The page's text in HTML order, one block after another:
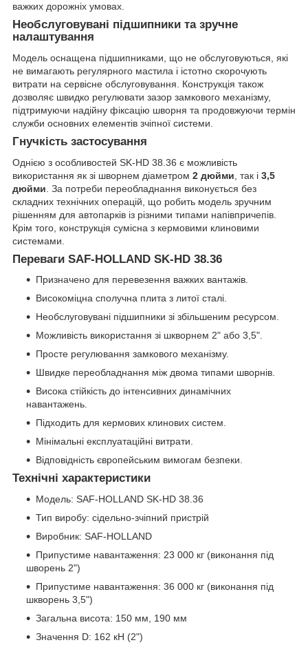
важких дорожніх умовах.
Необслуговувані підшипники та зручне
налаштування
Модель оснащена підшипниками, що не обслуговуються, які
не вимагають регулярного мастила і істотно скорочують
витрати на сервісне обслуговування. Конструкція також
дозволяє швидко регулювати зазор замкового механізму,
підтримуючи надійну фіксацію шворня та продовжуючи термін
служби основних елементів зчіпної системи.
Гнучкість застосування
Однією з особливостей SK-HD 38.36 є можливість
використання як зі шворнем діаметром 2 дюйми , так і 3,5
дюйми . За потреби переобладнання виконується без
складних технічних операцій, що робить модель зручним
рішенням для автопарків із різними типами напівпричепів.
Крім того, конструкція сумісна з кермовими клиновими
системами.
Переваги SAF-HOLLAND SK-HD 38.36
Призначено для перевезення важких вантажів.
Високоміцна сполучна плита з литої сталі.
Необслуговувані підшипники зі збільшеним ресурсом.
Можливість використання зі шкворнем 2" або 3,5".
Просте регулювання замкового механізму.
Швидке переобладнання між двома типами шворнів.
Висока стійкість до інтенсивних динамічних
навантажень.
Підходить для кермових клинових систем.
Мінімальні експлуатаційні витрати.
Відповідність європейським вимогам безпеки.
Технічні характеристики
Модель: SAF-HOLLAND SK-HD 38.36
Тип виробу: сідельно-зчіпний пристрій
Виробник: SAF-HOLLAND
Припустиме навантаження: 23 000 кг (виконання під
шворень 2")
Припустиме навантаження: 36 000 кг (виконання під
шкворень 3,5")
Загальна висота: 150 мм, 190 мм
Значення D: 162 кН (2")